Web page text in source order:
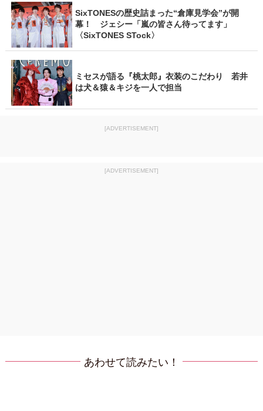
SixTONESの歴史詰まった“倉庫見学会”が開
幕！ ジェシー「嵐の皆さん待ってます」
〈SixTONES STock〉
ミセスが語る『桃太郎』衣装のこだわり 若井
は犬＆猿＆キジを一人で担当
[ADVERTISEMENT]
[ADVERTISEMENT]
あわせて読みたい！